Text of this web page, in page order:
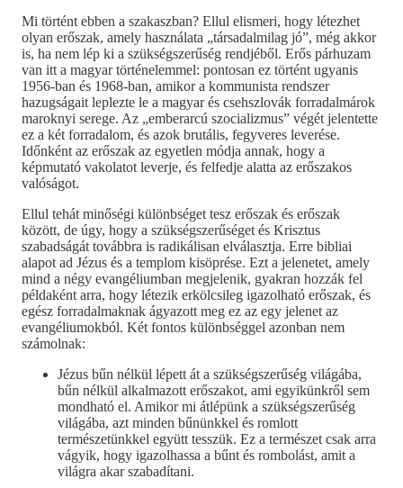
Mi történt ebben a szakaszban? Ellul elismeri, hogy létezhet
olyan erőszak, amely használata „társadalmilag jó”, még akkor
is, ha nem lép ki a szükségszerűség rendjéből. Erős párhuzam
van itt a magyar történelemmel: pontosan ez történt ugyanis
1956-ban és 1968-ban, amikor a kommunista rendszer
hazugságait leplezte le a magyar és csehszlovák forradalmárok
maroknyi serege. Az „emberarcú szocializmus” végét jelentette
ez a két forradalom, és azok brutális, fegyveres leverése.
Időnként az erőszak az egyetlen módja annak, hogy a
képmutató vakolatot leverje, és felfedje alatta az erőszakos
valóságot.
Ellul tehát minőségi különbséget tesz erőszak és erőszak
között, de úgy, hogy a szükségszerűséget és Krisztus
szabadságát továbbra is radikálisan elválasztja. Erre bibliai
alapot ad Jézus és a templom kisöprése. Ezt a jelenetet, amely
mind a négy evangéliumban megjelenik, gyakran hozzák fel
példaként arra, hogy létezik erkölcsileg igazolható erőszak, és
egész forradalmaknak ágyazott meg ez az egy jelenet az
evangéliumokból. Két fontos különbséggel azonban nem
számolnak:
Jézus bűn nélkül lépett át a szükségszerűség világába,
bűn nélkül alkalmazott erőszakot, ami egyikünkről sem
mondható el. Amikor mi átlépünk a szükségszerűség
világába, azt minden bűnünkkel és romlott
természetünkkel együtt tesszük. Ez a természet csak arra
vágyik, hogy igazolhassa a bűnt és rombolást, amit a
világra akar szabadítani.